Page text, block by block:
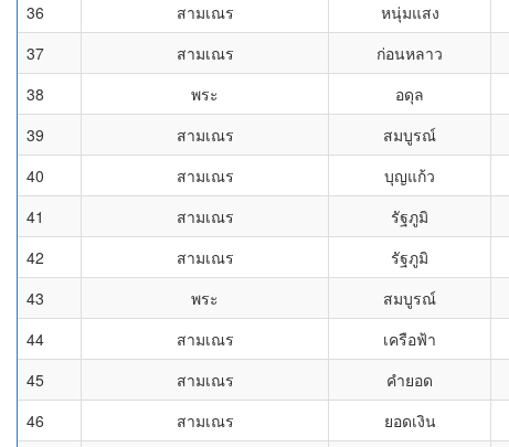
36
สามเณร หนุ่มแสง
37
สามเณร ก่อนหลาว
38
พระ อดุล
39
สามเณร สมบูรณ์
40
สามเณร บุญแก้ว
41
สามเณร รัฐภูมิ
42
สามเณร รัฐภูมิ
43
พระ สมบูรณ์
44
สามเณร เครือฟ้า
45
สามเณร คำยอด
46
สามเณร ยอดเงิน